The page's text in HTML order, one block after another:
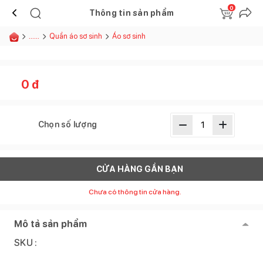
Thông tin sản phẩm
0
...... Quần áo sơ sinh Áo sơ sinh
0 đ
Chọn số lượng
CỬA HÀNG GẦN BẠN
Chưa có thông tin cửa hàng.
Mô tả sản phẩm
SKU :